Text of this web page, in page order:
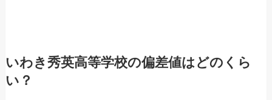
いわき秀英高等学校の偏差値はどのくら
い？